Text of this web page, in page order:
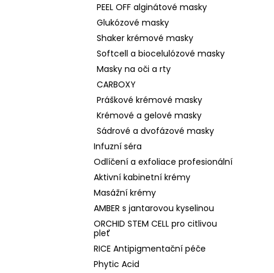
PEEL OFF alginátové masky
Glukózové masky
Shaker krémové masky
Softcell a biocelulózové masky
Masky na oči a rty
CARBOXY
Práškové krémové masky
Krémové a gelové masky
Sádrové a dvofázové masky
Infuzní séra
Odlíčení a exfoliace profesionální
Aktivní kabinetní krémy
Masážní krémy
AMBER s jantarovou kyselinou
ORCHID STEM CELL pro citlivou
pleť
RICE Antipigmentační péče
Phytic Acid